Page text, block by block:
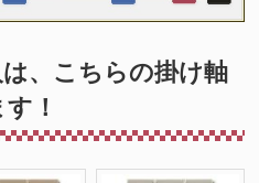
、こちらの掛け軸
！